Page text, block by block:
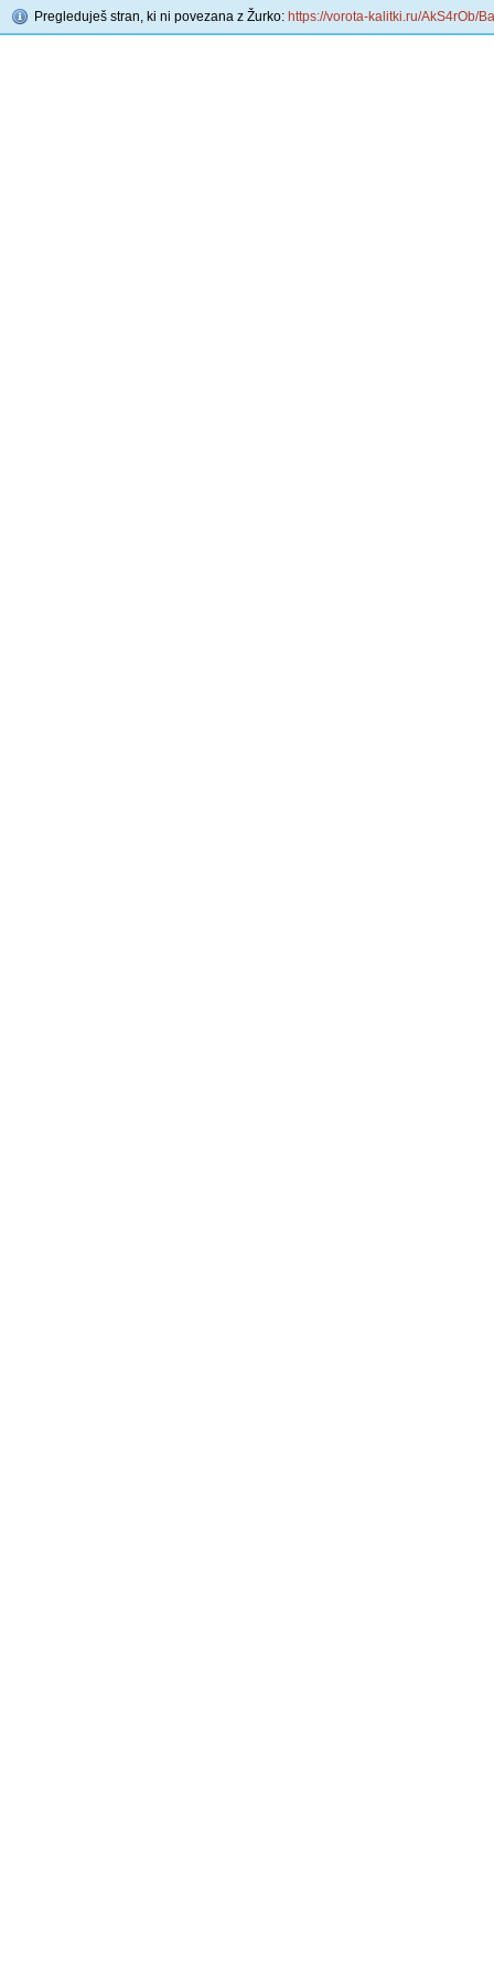
Pregleduješ stran, ki ni povezana z Žurko: https://vorota-kalitki.ru/AkS4rOb/